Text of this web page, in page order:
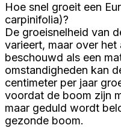
Hoe snel groeit een
carpinifolia)?
De groeisnelheid van
varieert, maar over
beschouwd als een
omstandigheden kan
centimeter per jaar
voordat de boom zijn
maar geduld wordt
gezonde boom.